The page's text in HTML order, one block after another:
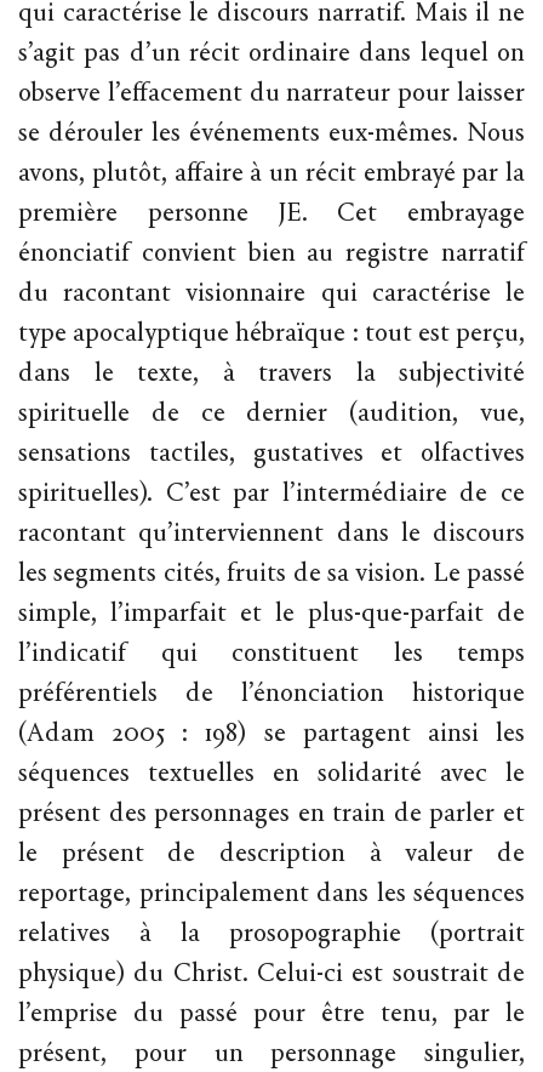
qui caractérise le discours narratif. Mais il ne
s’agit pas d’un récit ordinaire dans lequel on
observe l’effacement du narrateur pour laisser
se dérouler les événements eux-mêmes. Nous
avons, plutôt, affaire à un récit embrayé par la
première personne JE. Cet embrayage
énonciatif convient bien au registre narratif
du racontant visionnaire qui caractérise le
type apocalyptique hébraïque : tout est perçu,
dans le texte, à travers la subjectivité
spirituelle de ce dernier (audition, vue,
sensations tactiles, gustatives et olfactives
spirituelles). C’est par l’intermédiaire de ce
racontant qu’interviennent dans le discours
les segments cités, fruits de sa vision. Le passé
simple, l’imparfait et le plus-que-parfait de
l’indicatif qui constituent les temps
préférentiels de l’énonciation historique
(Adam 2005 : 198) se partagent ainsi les
séquences textuelles en solidarité avec le
présent des personnages en train de parler et
le présent de description à valeur de
reportage, principalement dans les séquences
relatives à la prosopographie (portrait
physique) du Christ. Celui-ci est soustrait de
l’emprise du passé pour être tenu, par le
présent, pour un personnage singulier,